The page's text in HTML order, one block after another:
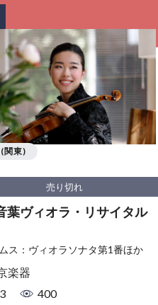
売り切れ
葉ヴィオラ・リサイタル
ス：ヴィオラソナタ第1番ほか
楽器
400
関東)